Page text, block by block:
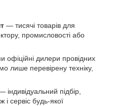
— тисячі товарів для
промисловості або
офіційні дилери провідних
лише перевірену техніку,
індивідуальний підбір,
і сервіс будь-якої